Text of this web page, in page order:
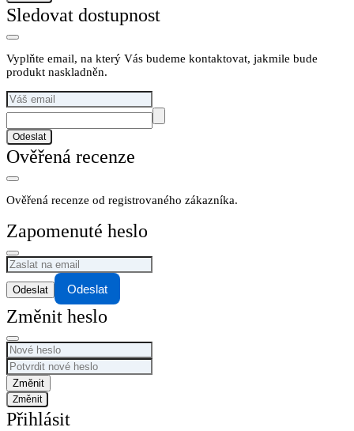
Sledovat dostupnost
Vyplňte email, na který Vás budeme kontaktovat, jakmile bude
produkt naskladněn.
Odeslat
Ověřená recenze
Ověřená recenze od registrovaného zákazníka.
Zapomenuté heslo
Odeslat
Změnit heslo
Změnit
Přihlásit